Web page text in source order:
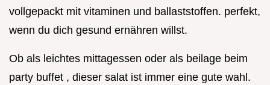
vollgepackt mit vitaminen und ballaststoffen. perfekt,
wenn du dich gesund ernähren willst.
Ob als leichtes mittagessen oder als beilage beim
party buffet , dieser salat ist immer eine gute wahl.